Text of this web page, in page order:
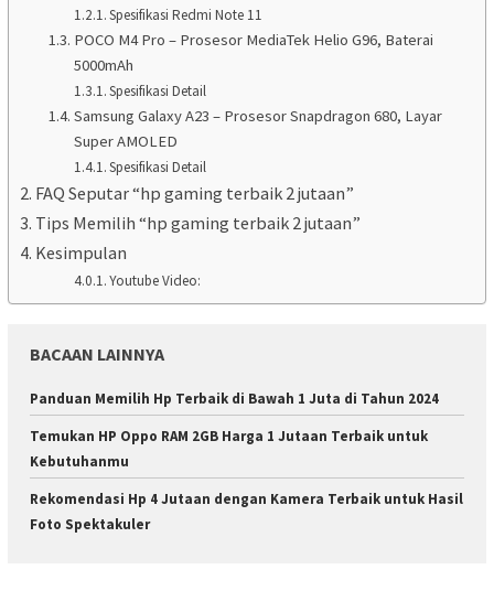
Spesifikasi Redmi Note 11
POCO M4 Pro – Prosesor MediaTek Helio G96, Baterai
5000mAh
Spesifikasi Detail
Samsung Galaxy A23 – Prosesor Snapdragon 680, Layar
Super AMOLED
Spesifikasi Detail
FAQ Seputar “hp gaming terbaik 2 jutaan”
Tips Memilih “hp gaming terbaik 2 jutaan”
Kesimpulan
Youtube Video:
BACAAN LAINNYA
Panduan Memilih Hp Terbaik di Bawah 1 Juta di Tahun 2024
Temukan HP Oppo RAM 2GB Harga 1 Jutaan Terbaik untuk
Kebutuhanmu
Rekomendasi Hp 4 Jutaan dengan Kamera Terbaik untuk Hasil
Foto Spektakuler